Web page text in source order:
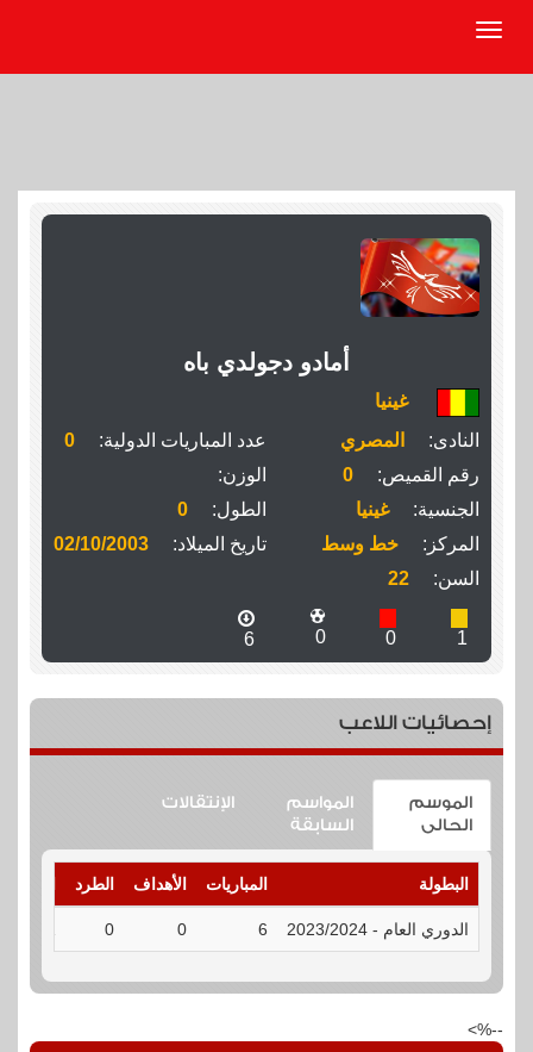
أمادو دجولدي باه
غينيا
النادى:
المصري عدد المباريات الدولية:
0
رقم القميص:
0
الوزن:
الجنسية:
غينيا الطول:
0
المركز:
خط وسط تاريخ الميلاد:
02/10/2003
السن:
22
1
0
0
6
إحصائيات اللاعب
الموسم
الحالى
المواسم
السابقة
الإنتقالات
البطولة المباريات الأهداف الطرد
الدوري العام - 2023/2024 6
0
0
--%>